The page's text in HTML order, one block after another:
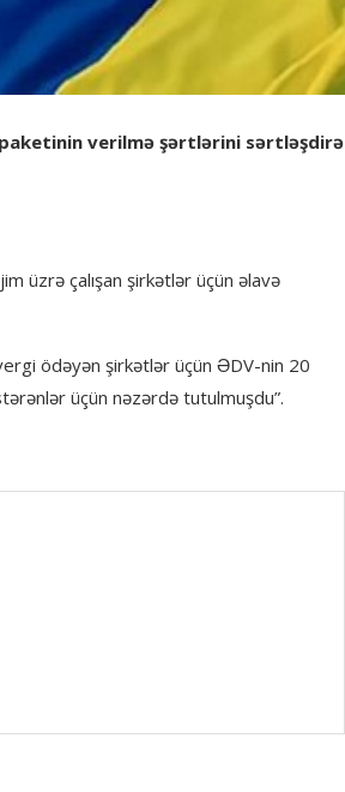
verilmə şərtlərini sərtləşdirə
üzrə çalışan şirkətlər üçün əlavə
ödəyən şirkətlər üçün ƏDV-nin 20
üçün nəzərdə tutulmuşdu”.